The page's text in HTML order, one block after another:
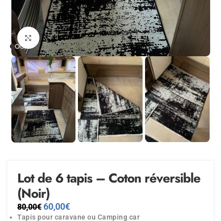
Agrandir
Lot de 6 tapis – Coton réversible
(Noir)
80,00€ 60,00€
Tapis pour caravane ou Camping car